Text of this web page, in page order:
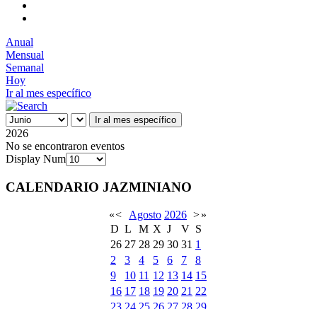
Anual
Mensual
Semanal
Hoy
Ir al mes específico
Ir al mes específico
2026
No se encontraron eventos
Display Num
CALENDARIO JAZMINIANO
«< Agosto 2026 >»
D L M X J V S
26 27 28 29 30 31 1
2
3 4 5 6 7
8
9
10 11 12 13 14 15
16 17 18 19 20 21 22
23 24 25 26 27 28 29